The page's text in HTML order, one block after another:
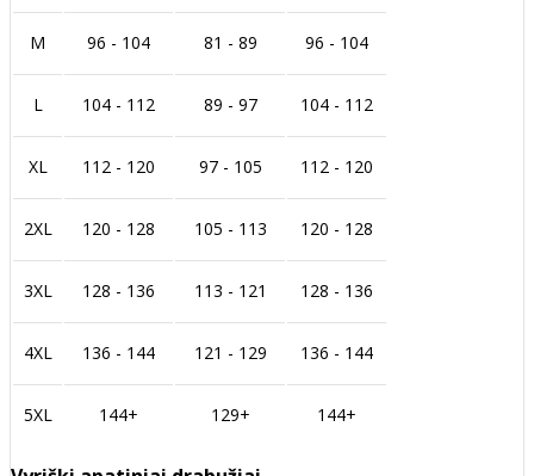
M 96 - 104 81 - 89 96 - 104
L 104 - 112 89 - 97 104 - 112
XL 112 - 120 97 - 105 112 - 120
2XL 120 - 128 105 - 113 120 - 128
3XL 128 - 136 113 - 121 128 - 136
4XL 136 - 144 121 - 129 136 - 144
5XL 144+ 129+ 144+